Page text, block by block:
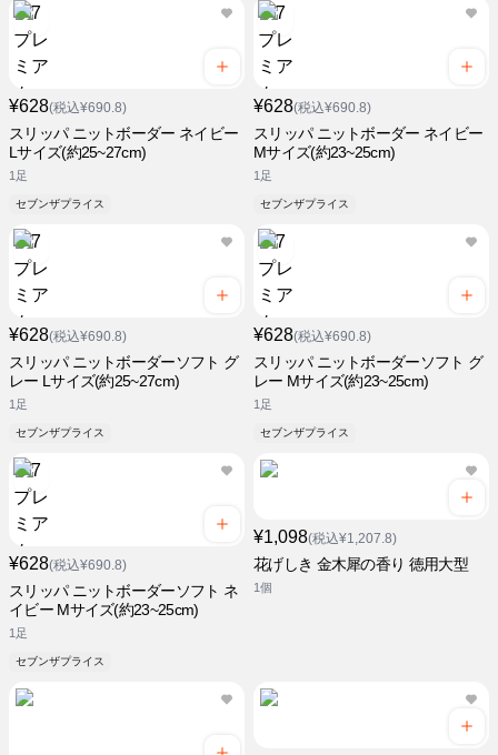
¥628(税込¥690.8)
スリッパ ニットボーダー ネイビー
Lサイズ(約25~27cm)
1足
セブンザプライス
¥628(税込¥690.8)
スリッパ ニットボーダー ネイビー
Mサイズ(約23~25cm)
1足
セブンザプライス
¥628(税込¥690.8)
スリッパ ニットボーダーソフト グ
レー Lサイズ(約25~27cm)
1足
セブンザプライス
¥628(税込¥690.8)
スリッパ ニットボーダーソフト グ
レー Mサイズ(約23~25cm)
1足
セブンザプライス
¥628(税込¥690.8)
スリッパ ニットボーダーソフト ネ
イビー Mサイズ(約23~25cm)
1足
セブンザプライス
¥1,098(税込¥1,207.8)
花げしき 金木犀の香り 徳用大型
1個